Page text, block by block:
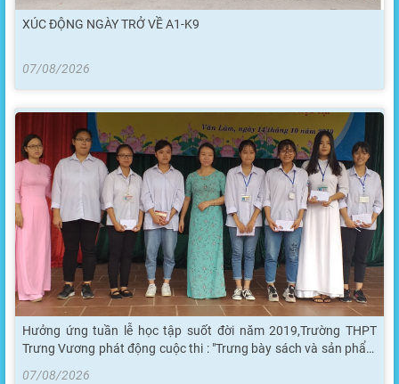
XÚC ĐỘNG NGÀY TRỞ VỀ A1-K9
07/08/2026
Hưởng ứng tuần lễ học tập suốt đời năm 2019,Trường THPT
Trưng Vương phát động cuộc thi : "Trưng bày sách và sản phẩm
07/08/2026